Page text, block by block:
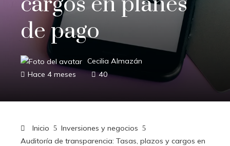
de pago
Cecilia Almazán
Hace 4 meses
40
Inicio
Inversiones y negocios
Auditoría de transparencia: Tasas, plazos y cargos en